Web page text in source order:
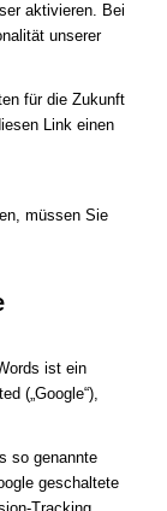
aktivieren. Bei
unserer
für die Zukunft
Link einen
müssen Sie
ist ein
(„Google“),
so genannte
geschaltete